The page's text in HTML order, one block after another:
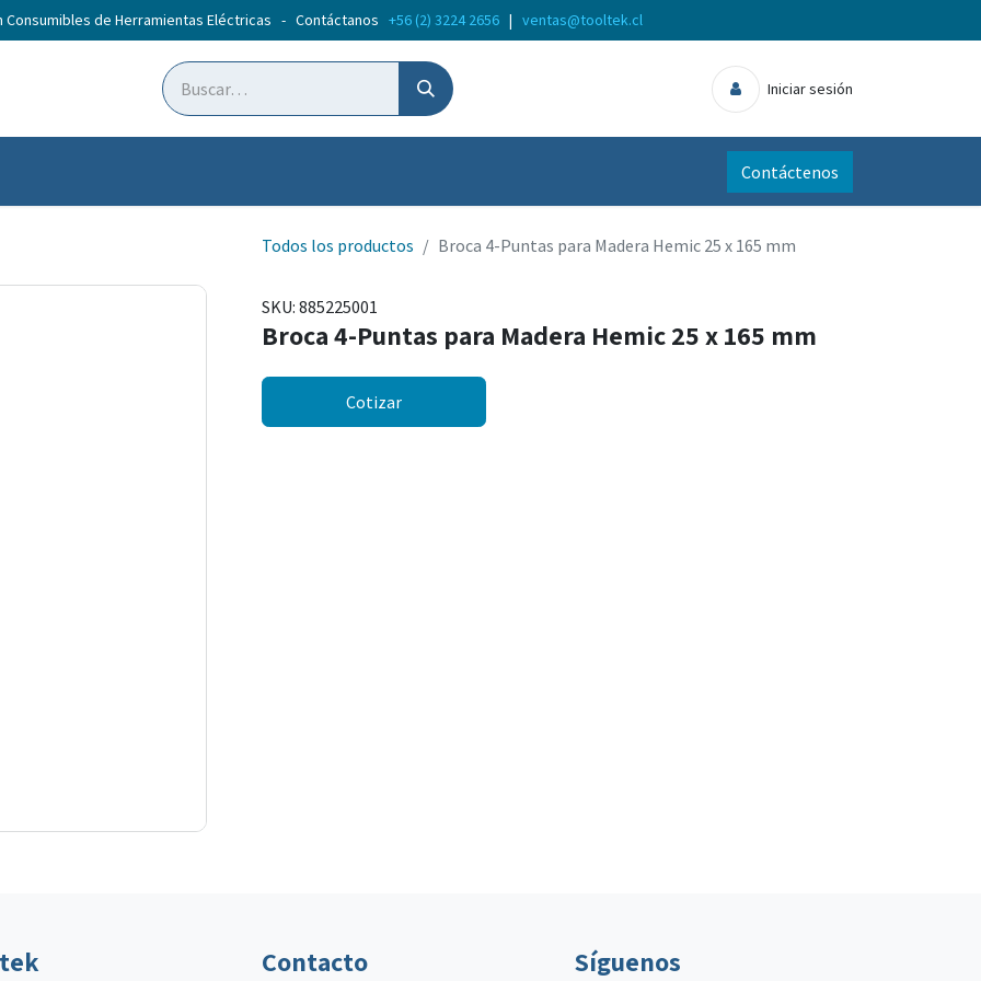
Consumibles de Herramientas Eléctricas - Contáctanos +56 (2) 3224 2656 | ventas@tooltek.cl
Iniciar sesión
Contáctenos
Todos los productos Broca 4-Puntas para Madera Hemic 25 x 165 mm
SKU: 885225001
Broca 4-Puntas para Madera Hemic 25 x 165 mm
Cotizar
Contacto Síguenos